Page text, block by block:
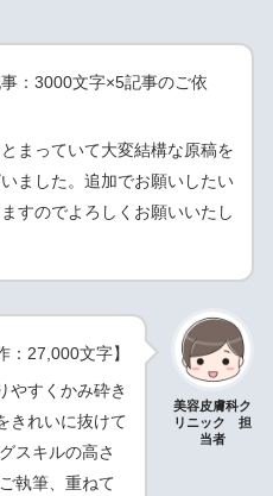
事：3000文字×5記事のご依
まっていて大変結構な原稿を
ました。追加でお願いしたい
すのでよろしくお願いいたし
美容皮膚科ク
リニック 担
当者
：27,000文字】
やすくかみ砕き
きれいに抜けて
スキルの高さ
執筆、重ねて